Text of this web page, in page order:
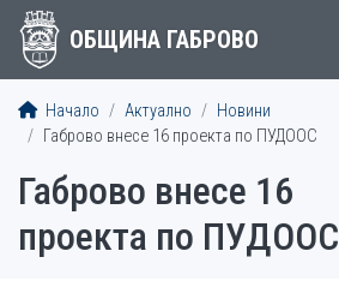
ОБЩИНА ГАБРОВО
Начало Актуално
Новини
Габрово внесе 16 проекта по ПУДООС
Габрово внесе 16
проекта по ПУДООС